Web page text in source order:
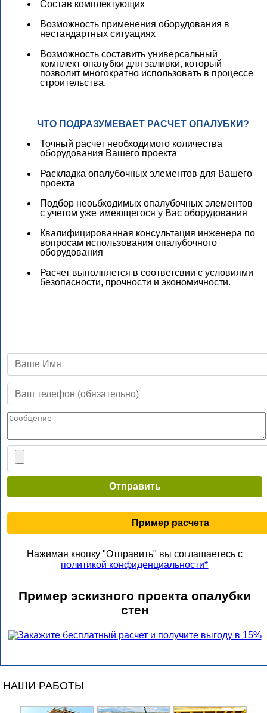
Состав комплектующих
Возможность применения оборудования в
нестандартных ситуациях
Возможность составить универсальный
комплект опалубки для заливки, который
позволит многократно использовать в процессе
строительства.
ЧТО ПОДРАЗУМЕВАЕТ РАСЧЕТ ОПАЛУБКИ?
Точный расчет необходимого количества
оборудования Вашего проекта
Раскладка опалубочных элементов для Вашего
проекта
Подбор неоьбходимых опалубочных элементов
с учетом уже имеющегося у Вас оборудования
Квалифицированная консультация инженера по
вопросам использования опалубочного
оборудования
Расчет выполняется в соответсвии с условиями
безопасности, прочности и экономичности.
Отправить
Пример расчета
Нажимая кнопку "Отправить" вы соглашаетесь с
политикой конфиденциальности*
Пример эскизного проекта опалубки
стен
НАШИ РАБОТЫ